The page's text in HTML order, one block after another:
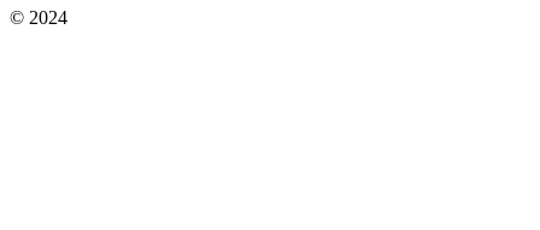
© 2024